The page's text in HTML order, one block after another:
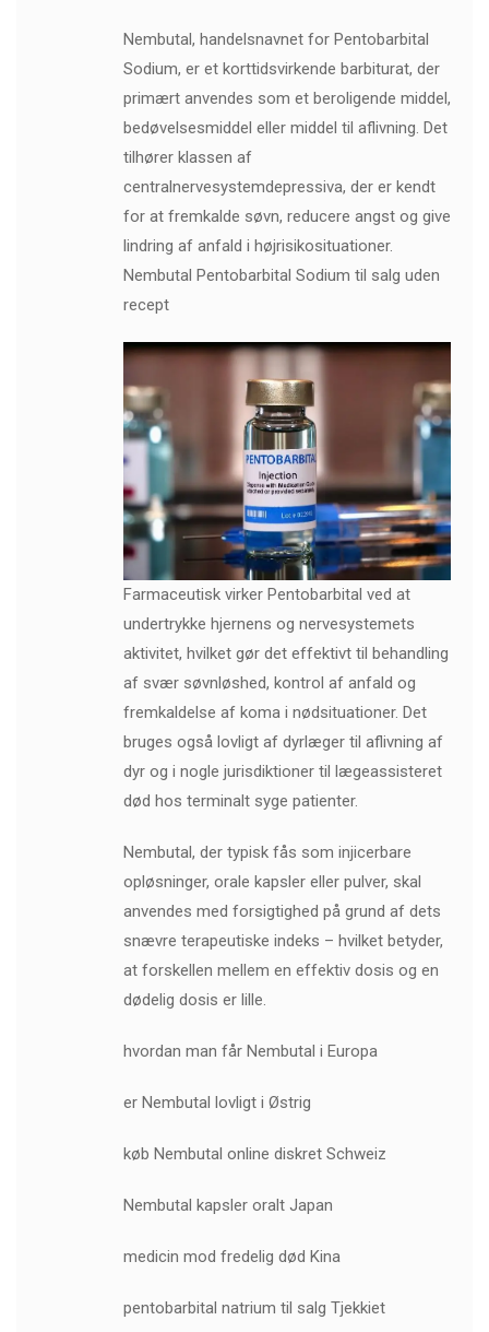
Nembutal, handelsnavnet for Pentobarbital
Sodium, er et korttidsvirkende barbiturat, der
primært anvendes som et beroligende middel,
bedøvelsesmiddel eller middel til aflivning. Det
tilhører klassen af ​​
centralnervesystemdepressiva, der er kendt
for at fremkalde søvn, reducere angst og give
lindring af anfald i højrisikosituationer.
Nembutal Pentobarbital Sodium til salg uden
recept
Farmaceutisk virker Pentobarbital ved at
undertrykke hjernens og nervesystemets
aktivitet, hvilket gør det effektivt til behandling
af svær søvnløshed, kontrol af anfald og
fremkaldelse af koma i nødsituationer. Det
bruges også lovligt af dyrlæger til aflivning af
dyr og i nogle jurisdiktioner til lægeassisteret
død hos terminalt syge patienter.
Nembutal, der typisk fås som injicerbare
opløsninger, orale kapsler eller pulver, skal
anvendes med forsigtighed på grund af dets
snævre terapeutiske indeks – hvilket betyder,
at forskellen mellem en effektiv dosis og en
dødelig dosis er lille.
hvordan man får Nembutal i Europa
er Nembutal lovligt i Østrig
køb Nembutal online diskret Schweiz
Nembutal kapsler oralt Japan
medicin mod fredelig død Kina
pentobarbital natrium til salg Tjekkiet